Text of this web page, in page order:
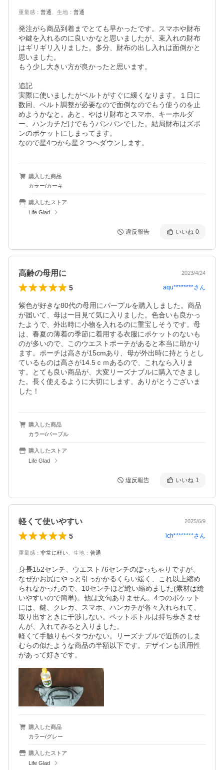
重量感 ： 普通 生地 ： 普通
発注がら商品到着までとても早かったです。スマホや財布
や鍵を入れるのに良いかなと思いましたが、束入れの財布
はギリギリ入りました。多分、財布の出し入れは面倒かと
思いました。
もう少し大きい方が良かったと思います。
追記
実際に使いましたがベルトがすぐに緩くなります。１日に
数回、ベルト調整が必要なので面倒なのでもう使うのを止
めようかなと。あと、やはり財布とスマホ、キーホルダ
ー、ハンカチだけでもうパンパンでした。結局財布はズボ
ンのポケットにしまってます。
なので星4つから星２つへダウンします。
購入した商品
カラー/カーキ
購入したストア
Life Glad
違反報告 いいね 0
高齢の母用に 2023/4/24
5 aqu********さん
紫色が好きな80代の母用にパープルを購入しました。商品
が届いて、母は一目見て気に入りました。色合いも良かっ
たようで、外出時に小物を入れるのに重宝しそうです。母
は、春夏の薄着の季節に着用する衣服にポケットのないも
のが多いので、このウエストポーチがあると本当に助かり
ます。ポーチは高さが15cmあり、母が外出時に持とうとし
ているものは高さが14.5ｃｍあるので、これなら入りま
す。とても良い商品が、大変リーズナブルに購入できまし
た。長く使えるように大切にします。ありがとうございま
した！
購入した商品
カラー/パープル
購入したストア
Life Glad
違反報告 いいね 1
軽くて使いやすい 2025/6/9
5 ich********さん
重量感 ： 非常に軽い 生地 ： 普通
身長152センチ、ウエスト76センチのぽっちゃりですが、
なぜかお尻にやっと引っかかるくらい緩く、これ以上縮め
られなかったので、10センチほど縫い縮めました(素材は縫
いやすいので簡単)。他は文句ありません。4つのポケット
には、鍵、クレカ、スマホ、ハンカチが各々入れられて、
取り出すときに干渉しない。ペットボトルは持ち歩きませ
んが、入れてみると入りました。
軽くて手触りもベタつかない。リーズナブルで近所のしま
むらの似たような商品の半額以下です。デザインも汎用性
があって好きです。
購入した商品
カラー/グレー
購入したストア
Life Glad